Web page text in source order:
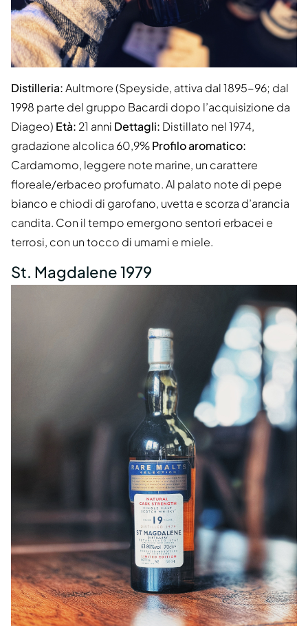
Distilleria:Aultmore (Speyside, attiva dal 1895-96; dal
1998 parte del gruppo Bacardi dopo l’acquisizione da
Diageo) Età: 21 anni Dettagli: Distillato nel 1974,
gradazione alcolica 60,9%Profilo aromatico:
Cardamomo, leggere note marine, un carattere
floreale/erbaceo profumato. Al palato note di pepe
bianco e chiodi di garofano, uvetta e scorza d’arancia
candita. Con il tempo emergono sentori erbacei e
terrosi, con un tocco di umami e miele.
St. Magdalene 1979